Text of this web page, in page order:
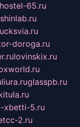
hostel-65.ru
doroga.ru
lovinskix.ru
liura.ruglasspb.ru
xbetti-5.ru
2.ru